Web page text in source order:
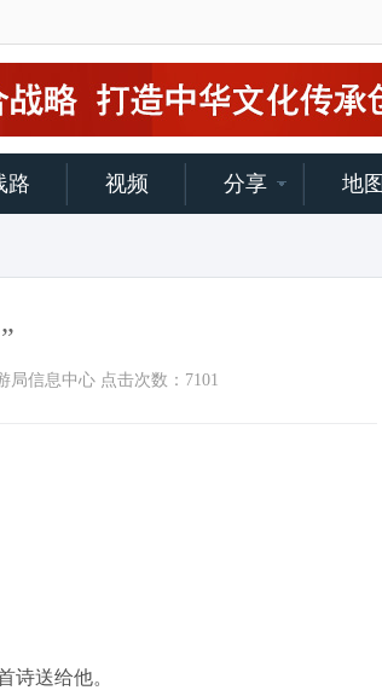
路 视频 分享 地图
局信息中心 点击次数： 7101
诗送给他。